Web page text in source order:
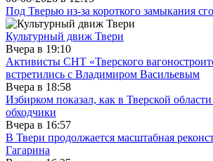
Под Тверью из-за короткого замыкания
Культурный движ Твери
Вчера в 19:10
Активисты СНТ «Тверского
встретились с Владимиром Васильевым
Вчера в 18:58
Избирком показал, как в Тверской области
обходчики
Вчера в 16:57
В Твери продолжается масштабная
Гагарина